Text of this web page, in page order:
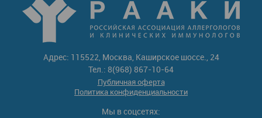
Адрес: 115522, Москва, Каширское шоссе., 24
Тел.: 8(968) 867-10-64
Публичная оферта
Политика конфиденциальности
Мы в соцсетях: